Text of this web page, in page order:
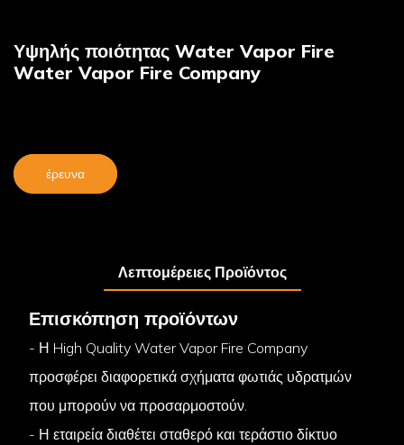
Υψηλής ποιότητας Water Vapor Fire
Water Vapor Fire Company
έρευνα
Λεπτομέρειες Προϊόντος
Επισκόπηση προϊόντων
- Η High Quality Water Vapor Fire Company
προσφέρει διαφορετικά σχήματα φωτιάς υδρατμών
που μπορούν να προσαρμοστούν.
- Η εταιρεία διαθέτει σταθερό και τεράστιο δίκτυο